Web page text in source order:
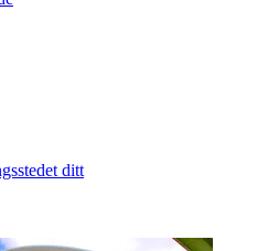
ditt